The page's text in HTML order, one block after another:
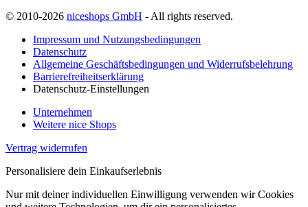
© 2010-2026 niceshops GmbH - All rights reserved.
Impressum und Nutzungsbedingungen
Datenschutz
Allgemeine Geschäftsbedingungen und Widerrufsbelehrung
Barrierefreiheitserklärung
Datenschutz-Einstellungen
Unternehmen
Weitere nice Shops
Vertrag widerrufen
Personalisiere dein Einkaufserlebnis
Nur mit deiner individuellen Einwilligung verwenden wir Cookies